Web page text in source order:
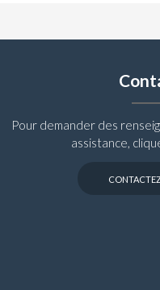
Pour demander des
assistance,